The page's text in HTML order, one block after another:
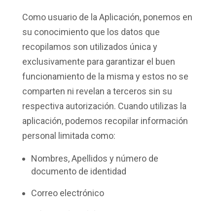
Como usuario de la Aplicación, ponemos en
su conocimiento que los datos que
recopilamos son utilizados única y
exclusivamente para garantizar el buen
funcionamiento de la misma y estos no se
comparten ni revelan a terceros sin su
respectiva autorización. Cuando utilizas la
aplicación, podemos recopilar información
personal limitada como:
Nombres, Apellidos y número de
documento de identidad
Correo electrónico